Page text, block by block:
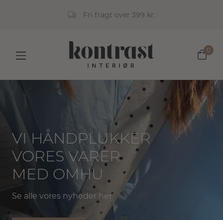
Fri fragt over 399 kr.
0
VI HÅNDPLUKKER
VORES VARER
MED OMHU
Se alle vores nyheder her